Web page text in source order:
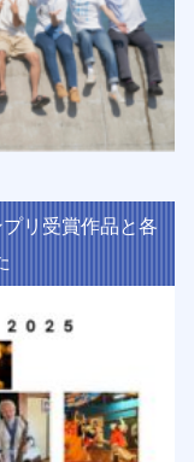
リ受賞作品と各